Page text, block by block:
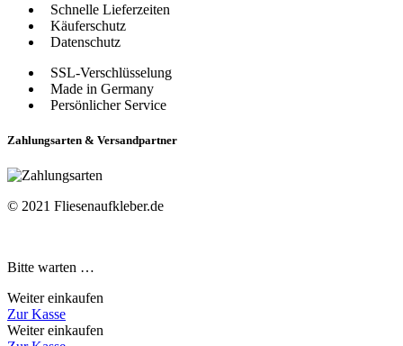
Schnelle Lieferzeiten
Käuferschutz
Datenschutz
SSL-Verschlüsselung
Made in Germany
Persönlicher Service
Zahlungsarten & Versandpartner
© 2021 Fliesenaufkleber.de
Bitte warten …
Weiter einkaufen
Zur Kasse
Weiter einkaufen